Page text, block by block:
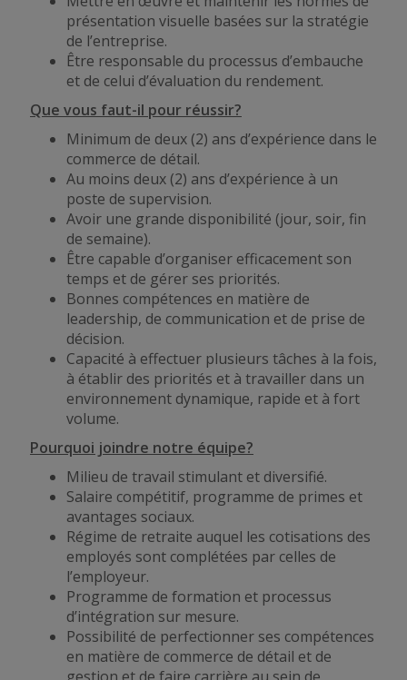
présentation visuelle basées sur la stratégie
de l’entreprise.
Être responsable du processus d’embauche
et de celui d’évaluation du rendement.
Que vous faut-il pour réussir?
Minimum de deux (2) ans d’expérience dans le
commerce de détail.
Au moins deux (2) ans d’expérience à un
poste de supervision.
Avoir une grande disponibilité (jour, soir, fin
de semaine).
Être capable d’organiser efficacement son
temps et de gérer ses priorités.
Bonnes compétences en matière de
leadership, de communication et de prise de
décision.
Capacité à effectuer plusieurs tâches à la fois,
à établir des priorités et à travailler dans un
environnement dynamique, rapide et à fort
volume.
Pourquoi joindre notre équipe?
Milieu de travail stimulant et diversifié.
Salaire compétitif, programme de primes et
avantages sociaux.
Régime de retraite auquel les cotisations des
employés sont complétées par celles de
l’employeur.
Programme de formation et processus
d’intégration sur mesure.
Possibilité de perfectionner ses compétences
en matière de commerce de détail et de
gestion et de faire carrière au sein de